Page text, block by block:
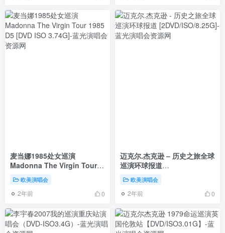
麦当娜1985处女巡演
Madonna The Virgin Tour
1985 D5 [DVD ISO 3.74G]
欧美演唱会
2年前 0
迈克尔.杰克逊 – 历史之旅全球
巡演环球报道
[2DVD/ISO/8.25G]
欧美演唱会
2年前 0